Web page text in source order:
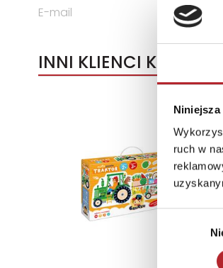
ruch w
E-mail
INNI KLIENCI KUPOWALI